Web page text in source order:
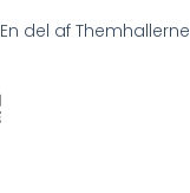
En del af Themhallerne